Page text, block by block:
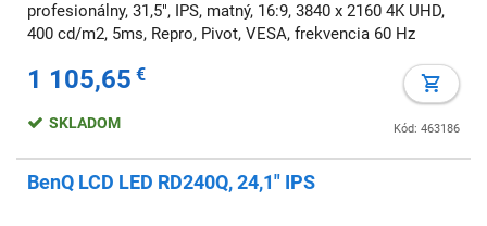
profesionálny, 31,5", IPS, matný, 16:9, 3840 x 2160 4K UHD,
400 cd/m2, 5ms, Repro, Pivot, VESA, frekvencia 60 Hz
1 105,65 €
Kód: 463186
SKLADOM
BenQ LCD LED RD240Q, 24,1" IPS